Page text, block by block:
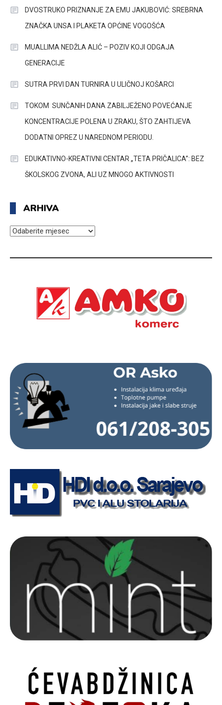
DVOSTRUKO PRIZNANJE ZA EMU JAKUBOVIĆ: SREBRNA
ZNAČKA UNSA I PLAKETA OPĆINE VOGOŠĆA
MUALLIMA NEDŽLA ALIĆ – POZIV KOJI ODGAJA
GENERACIJE
SUTRA PRVI DAN TURNIRA U ULIČNOJ KOŠARCI
TOKOM SUNČANIH DANA ZABILJEŽENO POVEĆANJE
KONCENTRACIJE POLENA U ZRAKU, ŠTO ZAHTIJEVA
DODATNI OPREZ U NAREDNOM PERIODU.
EDUKATIVNO-KREATIVNI CENTAR „TETA PRIČALICA”: BEZ
ŠKOLSKOG ZVONA, ALI UZ MNOGO AKTIVNOSTI
ARHIVA
ARHIVA